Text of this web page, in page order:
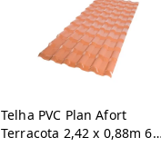
Telha PVC Plan Afort
Terracota 2,42 x 0,88m 6